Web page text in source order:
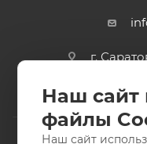
г.
Наш сайт
файлы
Наш сайт